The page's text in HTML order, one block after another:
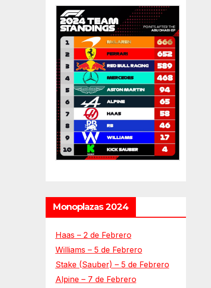
Monoplazas 2024
Haas – 2 de Febrero
Williams – 5 de Febrero
Stake (Sauber) – 5 de Febrero
Alpine – 7 de Febrero